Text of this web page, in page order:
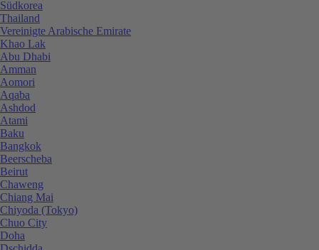
Südkorea
Thailand
Vereinigte Arabische Emirate
Khao Lak
Abu Dhabi
Amman
Aomori
Aqaba
Ashdod
Atami
Baku
Bangkok
Beerscheba
Beirut
Chaweng
Chiang Mai
Chiyoda (Tokyo)
Chuo City
Doha